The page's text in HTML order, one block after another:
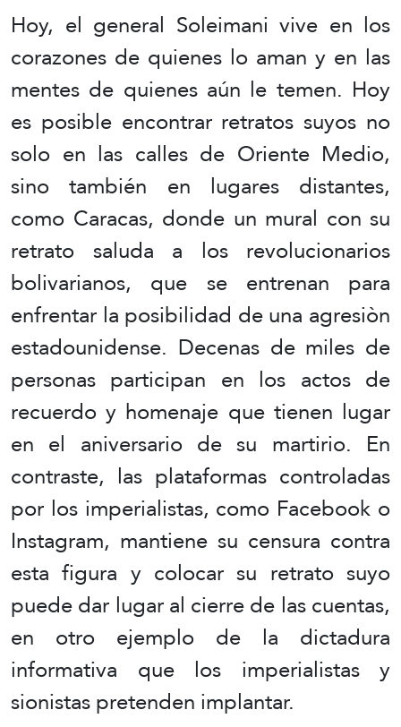
Hoy, el general Soleimani vive en los
corazones de quienes lo aman y en las
mentes de quienes aún le temen. Hoy
es posible encontrar retratos suyos no
solo en las calles de Oriente Medio,
sino también en lugares distantes,
como Caracas, donde un mural con su
retrato saluda a los revolucionarios
bolivarianos, que se entrenan para
enfrentar la posibilidad de una agresiòn
estadounidense. Decenas de miles de
personas participan en los actos de
recuerdo y homenaje que tienen lugar
en el aniversario de su martirio. En
contraste, las plataformas controladas
por los imperialistas, como Facebook o
Instagram, mantiene su censura contra
esta figura y colocar su retrato suyo
puede dar lugar al cierre de las cuentas,
en otro ejemplo de la dictadura
informativa que los imperialistas y
sionistas pretenden implantar.